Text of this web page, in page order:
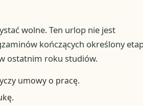
wolne. Ten urlop nie jest
kończących określony
ostatnim roku studiów.
umowy o pracę.